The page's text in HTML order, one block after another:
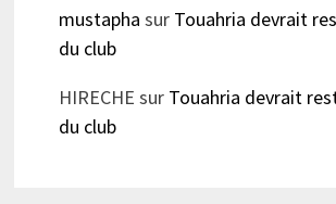
mustapha sur Touahria devrait
du club
HIRECHE sur Touahria devrait
du club